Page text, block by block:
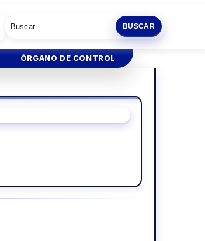
BUSCAR
ÓRGANO DE CONTROL